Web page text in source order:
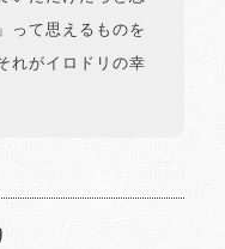
って思えるものを
れがイロドリの幸